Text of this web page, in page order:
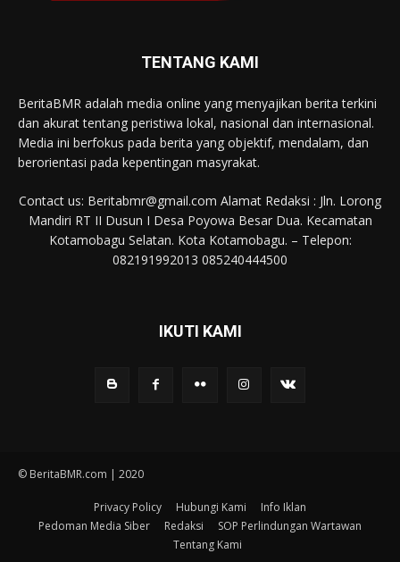
TENTANG KAMI
BeritaBMR adalah media online yang menyajikan berita terkini
dan akurat tentang peristiwa lokal, nasional dan internasional.
Media ini berfokus pada berita yang objektif, mendalam, dan
berorientasi pada kepentingan masyrakat.
Contact us: Beritabmr@gmail.com Alamat Redaksi : Jln. Lorong
Mandiri RT II Dusun I Desa Poyowa Besar Dua. Kecamatan
Kotamobagu Selatan. Kota Kotamobagu. – Telepon:
082191992013 085240444500
IKUTI KAMI
© BeritaBMR.com | 2020
Privacy Policy Hubungi Kami
Info Iklan
Pedoman Media Siber
Redaksi
SOP Perlindungan Wartawan
Tentang Kami